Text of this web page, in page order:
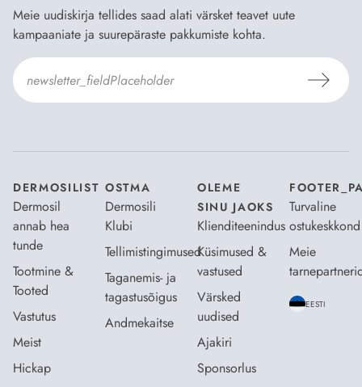
Meie uudiskirja tellides saad alati värsket teavet uute
kampaaniate ja suurepäraste pakkumiste kohta.
DERMOSILIST
Dermosil
annab hea
tunde
Tootmine &
Tooted
Vastutus
Meist
Hickap
OSTMA
Dermosili
Klubi
Tellimistingimused
Taganemis- ja
tagastusõigus
Andmekaitse
OLEME
SINU JAOKS
Klienditeenindus
Küsimused &
vastused
Värsked
uudised
Ajakiri
Sponsorlus
Turvaline
ostukeskkond
Meie
EESTI